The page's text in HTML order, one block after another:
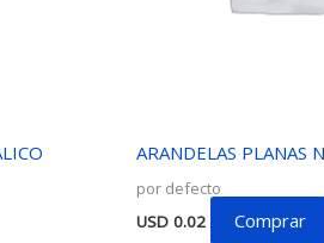
ARANDELAS PLANAS
por defecto
USD 0.02 Comprar